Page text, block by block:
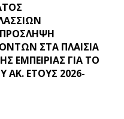
ΠΡΟΣΛΗΨΗ
ΣΤΑ ΠΛΑΙΣΙΑ
ΕΜΠΕΙΡΙΑΣ ΓΙΑ ΤΟ
ΑΚ. ΕΤΟΥΣ 2026-